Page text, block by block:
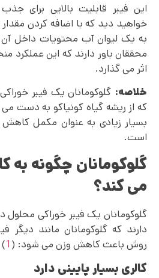
این فیبر قابلیت بالایی برای
خواهید دید که با اضافه کردن مقدار
به یک لیوان آب محتویات داخل آن
محققان باور دارند که این عملکرد
اثر می گذارد.
خلاصه: گلوکومانان یک فیبر
که از ریشه گیاه کونیاکو به دست
بسیار زیادی به عنوان مکمل
است.
گلوکومانان چگونه
می کند؟
گلوکومانان یک فیبر خوراکی
دارند که گلوکومانان مانند دیگر
روش باعث کاهش وزن می شود: ( 1
)
کالری بسیار پایینی دارد